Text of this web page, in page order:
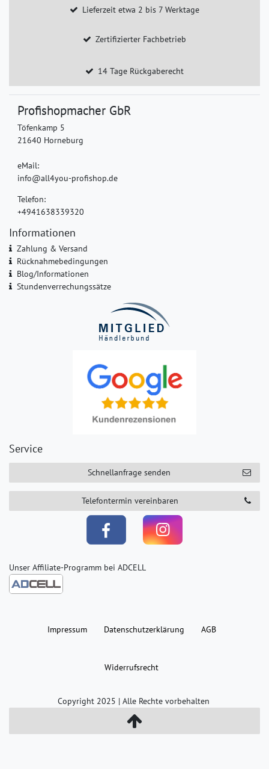
Lieferzeit etwa 2 bis 7 Werktage
Zertifizierter Fachbetrieb
14 Tage Rückgaberecht
Profishopmacher GbR
Töfenkamp 5
21640 Horneburg
eMail:
info@all4you-profishop.de
Telefon:
+4941638339320
Informationen
Zahlung & Versand
Rücknahmebedingungen
Blog/Informationen
Stundenverrechungssätze
Service
Schnellanfrage senden
Telefontermin vereinbaren
Unser Affiliate-Programm bei ADCELL
Impressum Daten­schutz­erklärung AGB
Widerrufs­recht
Copyright 2025 | Alle Rechte vorbehalten